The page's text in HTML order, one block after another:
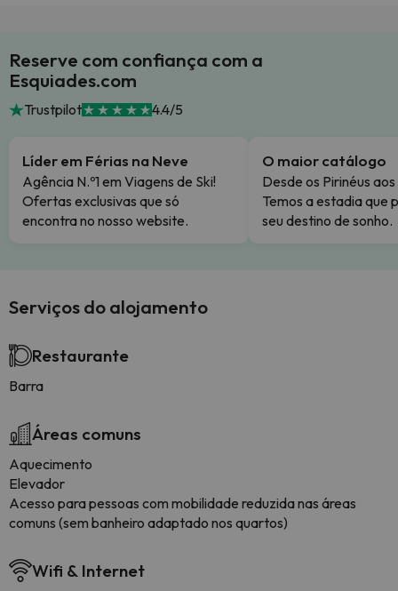
Reserve com confiança com a
Esquiades.com
Trustpilot 4.4/5
Líder em Férias na Neve
Agência N.º1 em Viagens de Ski!
Ofertas exclusivas que só
encontra no nosso website.
O maior catálogo
Desde os Pirinéus
Temos a estadia que
seu destino de sonho.
Serviços do alojamento
Restaurante
Barra
Áreas comuns
Aquecimento
Elevador
Acesso para pessoas com mobilidade reduzida nas áreas
comuns (sem banheiro adaptado nos quartos)
Wifi & Internet